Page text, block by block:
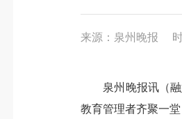
来源：泉州晚报
泉州晚报讯（融媒
教育管理者齐聚一